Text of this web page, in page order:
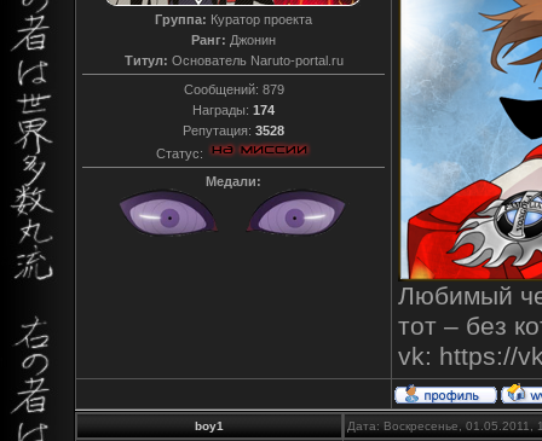
Группа: Куратор проекта
Ранг: Джонин
Титул: Основатель Naruto-portal.ru
Сообщений: 879
Награды: 174
Репутация: 3528
Статус:
Медали:
Любимый
тот – без
vk: https://
boy1 Дата: Воскресенье,